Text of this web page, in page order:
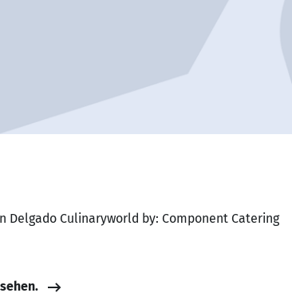
Delgado Culinaryworld by: Component Catering